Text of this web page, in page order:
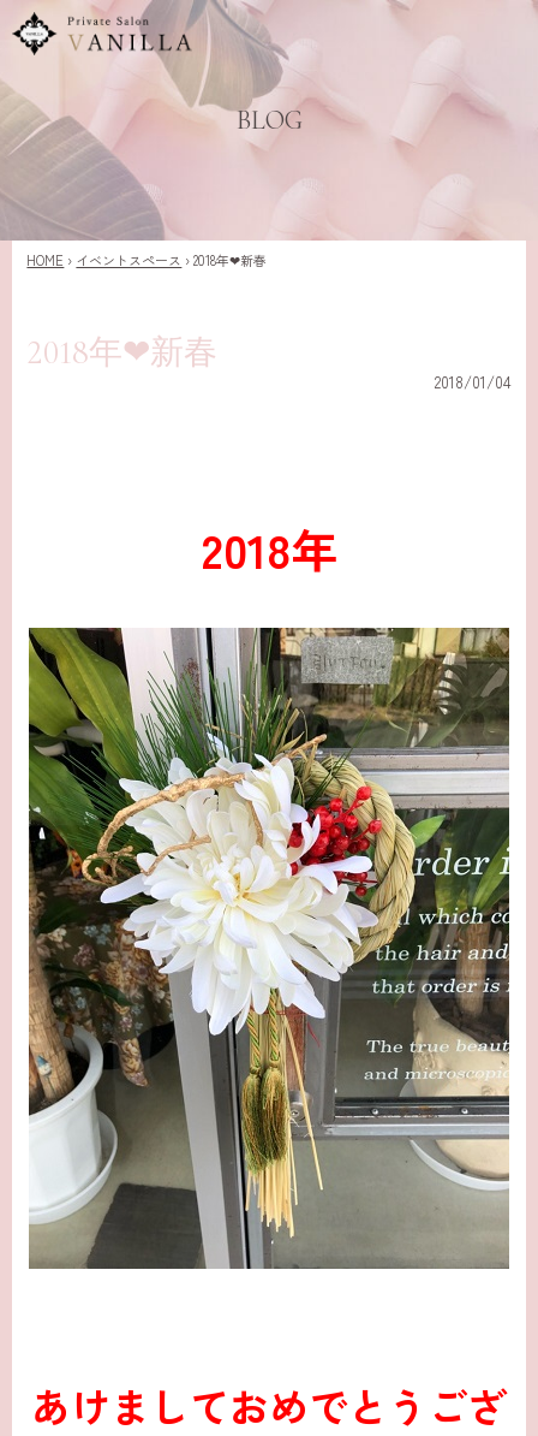
BLOG
HOME › イベントスペース ›2018年❤新春
2018年❤新春
2018/01/04
2018年
あけましておめでとうござ